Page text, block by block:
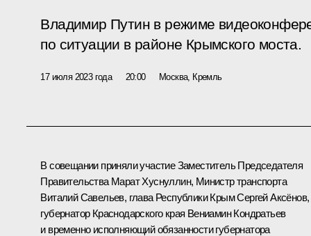
Владимир Путин в режиме
по ситуации в районе Крымского моста.
17 июля 2023 года 20:00 Москва, Кремль
В совещании приняли участие Заместитель Председателя
Правительства Марат Хуснуллин, Министр транспорта
Виталий Савельев, глава Республики КрымСергей Аксёнов,
губернатор Краснодарского края Вениамин Кондратьев
и временно исполняющий обязанности губернатора